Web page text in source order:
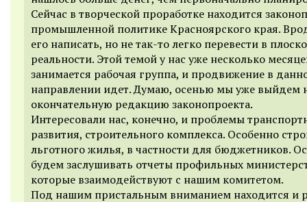
Сейчас в творческой проработке находится
промышленной политике Красноярского края.
его написать, но не так-то легко перевести в
реальности. Этой темой у нас уже несколько
занимается рабочая группа, и продвижение в
направлении идет. Думаю, осенью мы уже выйдем
окончательную редакцию законопроекта.
Интересовали нас, конечно, и проблемы
развития, строительного комплекса. Особенно
льготного жилья, в частности для бюджетников.
будем заслушивать отчеты профильных
которые взаимодействуют с нашим комитетом.
Под нашим пристальным вниманием находится и